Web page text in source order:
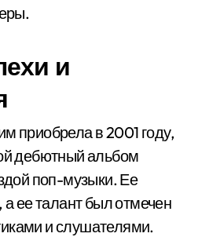
и
приобрела в 2001 году,
дебютный альбом
поп-музыки. Ее
а ее талант был отмечен
и слушателями.